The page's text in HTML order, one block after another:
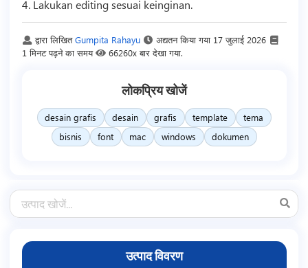
4. Lakukan editing sesuai keinginan.
द्वारा लिखितGumpita Rahayu अद्यतन किया गया 17 जुलाई 2026
1 मिनट पढ़ने का समय
66260x बार देखा गया.
लोकप्रिय खोजें
desain grafis desain grafis template
tema
bisnis
font mac windows dokumen
उत्पाद विवरण